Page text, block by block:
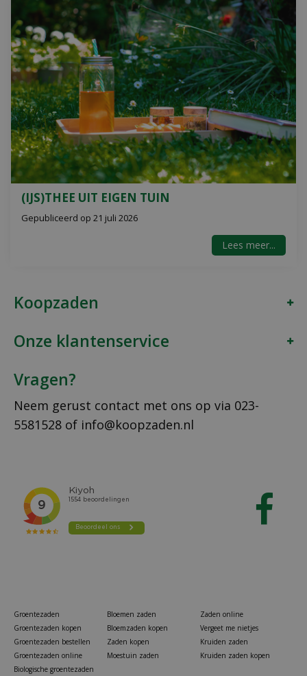
(IJS)THEE UIT EIGEN TUIN
Gepubliceerd op 21 juli 2026
Lees meer...
Koopzaden
Onze klantenservice
Vragen?
Neem gerust contact met ons op via 023-
5581528 of info@koopzaden.nl
Groentezaden
Groentezaden kopen
Groentezaden bestellen
Groentezaden online
Biologische groentezaden
Bloemen zaden
Bloemzaden kopen
Zaden kopen
Moestuin zaden
Zaden online
Vergeet me nietjes
Kruiden zaden
Kruiden zaden kopen